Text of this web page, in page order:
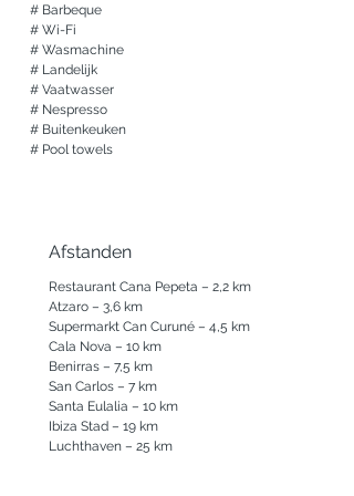
# Barbeque
# Wi-Fi
# Wasmachine
# Landelijk
# Vaatwasser
# Nespresso
# Buitenkeuken
# Pool towels
Afstanden
Restaurant Cana Pepeta – 2,2 km
Atzaro – 3,6 km
Supermarkt Can Curuné – 4,5 km
Cala Nova – 10 km
Benirras – 7,5 km
San Carlos – 7 km
Santa Eulalia – 10 km
Ibiza Stad – 19 km
Luchthaven – 25 km